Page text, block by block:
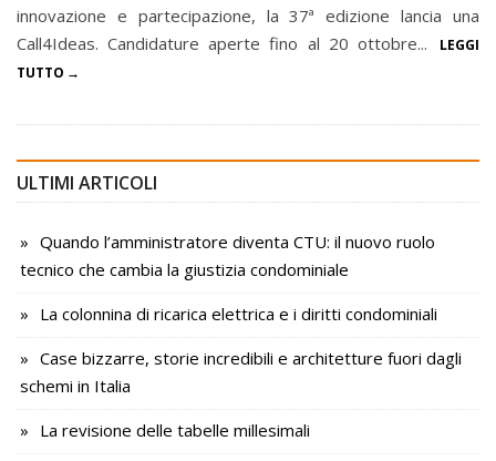
innovazione e partecipazione, la 37ª edizione lancia una
Call4Ideas. Candidature aperte fino al 20 ottobre...
LEGGI
TUTTO
ULTIMI ARTICOLI
Quando l’amministratore diventa CTU: il nuovo ruolo
tecnico che cambia la giustizia condominiale
La colonnina di ricarica elettrica e i diritti condominiali
Case bizzarre, storie incredibili e architetture fuori dagli
schemi in Italia
La revisione delle tabelle millesimali